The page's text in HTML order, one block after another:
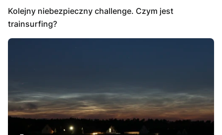
Kolejny niebezpieczny challenge. Czym jest
trainsurfing?